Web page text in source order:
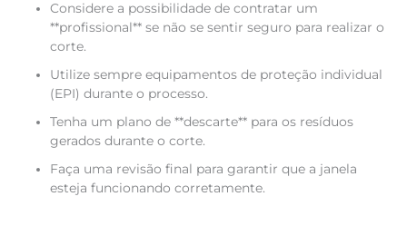
Considere a possibilidade de contratar um
**profissional** se não se sentir seguro para realizar o
corte.
Utilize sempre equipamentos de proteção individual
(EPI) durante o processo.
Tenha um plano de **descarte** para os resíduos
gerados durante o corte.
Faça uma revisão final para garantir que a janela
esteja funcionando corretamente.